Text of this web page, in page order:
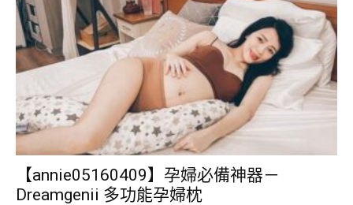
【annie05160409】孕婦必備神器－
Dreamgenii 多功能孕婦枕